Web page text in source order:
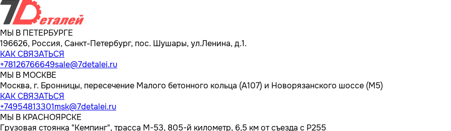
МЫ В ПЕТЕРБУРГЕ
196626, Россия, Санкт-Петербург, пос. Шушары, ул.Ленина, д.1.
КАК СВЯЗАТЬСЯ
+78126766649sale@7detalei.ru
МЫ В МОСКВЕ
Москва, г. Бронницы, пересечение Малого бетонного кольца (А107) и Новорязанского шоссе (М5)
КАК СВЯЗАТЬСЯ
+74954813301msk@7detalei.ru
МЫ В КРАСНОЯРСКЕ
Грузовая стоянка "Кемпинг", трасса M-53, 805-й километр, 6,5 км от съезда с Р255